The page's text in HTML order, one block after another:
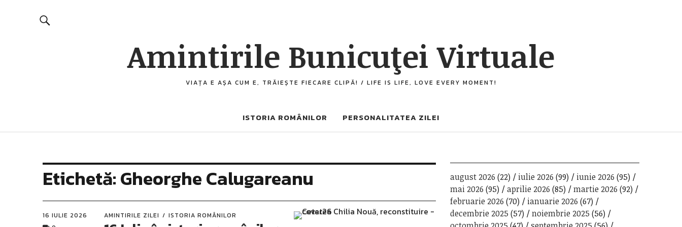
Amintirile Bunicuţei Virtuale
VIAȚA E AȘA CUM E, TRĂIEȘTE FIECARE CLIPĂ! / LIFE IS LIFE, LOVE EVERY MOMENT!
ISTORIA ROMÂNILOR PERSONALITATEA ZILEI
Etichetă:Gheorghe Calugareanu
16 IULIE 2026
AMINTIRILE ZILEI ISTORIA ROMÂNILOR
august 2026 (22) iulie 2026 (99) iunie 2026 (95)
mai 2026 (95) aprilie 2026 (85) martie 2026 (92)
februarie 2026 (70) ianuarie 2026 (67)
decembrie 2025 (57) noiembrie 2025 (56)